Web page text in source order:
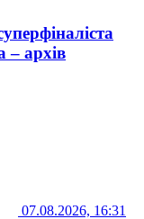
– архів
07.08.2026, 16:31